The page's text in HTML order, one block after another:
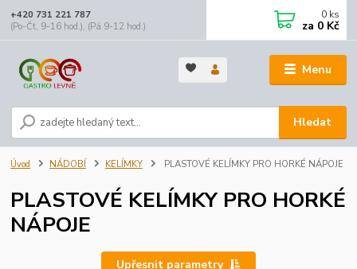
Menu
Hledat
+420 731 221 787
(Po-Čt, 9-16 hod.), (Pá 9-12 hod.)
0 ks
za 0 Kč
Úvod NÁDOBÍ KELÍMKY PLASTOVÉ KELÍMKY PRO HORKÉ NÁPOJE
PLASTOVÉ KELÍMKY PRO HORKÉ
NÁPOJE
Upřesnit parametry